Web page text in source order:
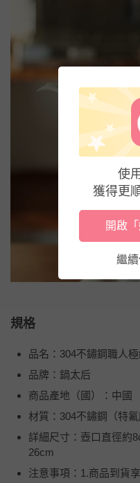
規格
品名：304不鏽鋼職人
品牌：鍋太后
商品產地（國）：中國
材質：304不鏽鋼（特
詳細尺寸：壺口直徑約
26cm
注意事項：1.商品到貨
使
獲得更
開啟
繼